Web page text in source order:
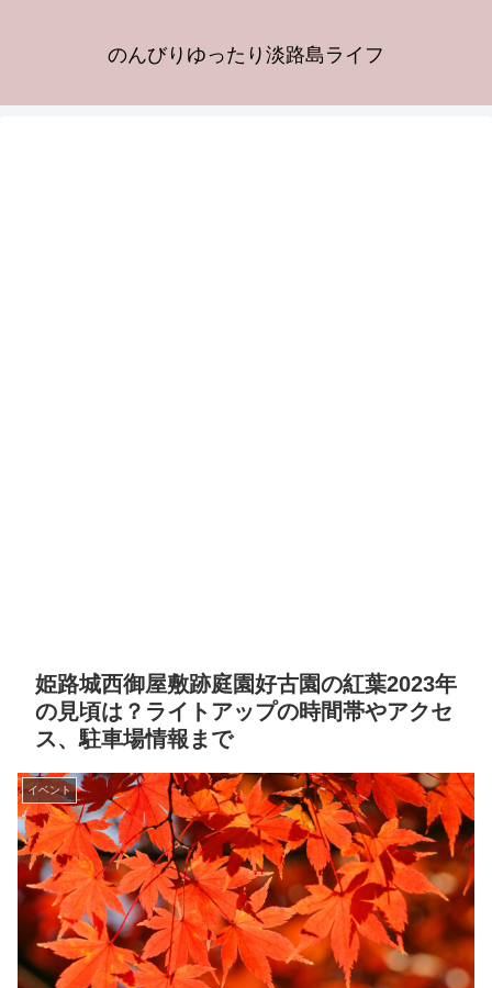
のんびりゆったり淡路島ライフ
姫路城西御屋敷跡庭園好古園の紅葉2023年
の見頃は？ライトアップの時間帯やアクセ
ス、駐車場情報まで
イベント